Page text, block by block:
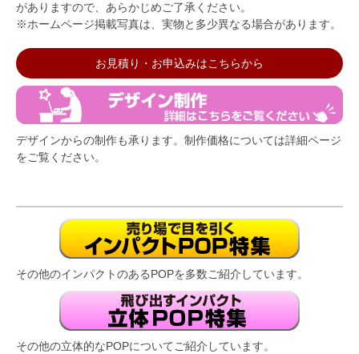
がありますので、あらかじめご了承ください。
※ホームページ掲載写真は、実物と多少異なる場合があります。
お見積り・お申込みはこちらから
デザインからの制作も承ります。制作価格については詳細ページ
をご覧ください。
その他のインパクトのあるPOPを多数ご紹介しています。
その他の立体的なPOPについてご紹介しています。